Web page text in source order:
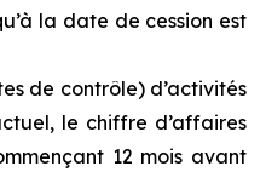
la date de cession est
de contrôle) d’activités
le chiffre d’affaires
12 mois avant